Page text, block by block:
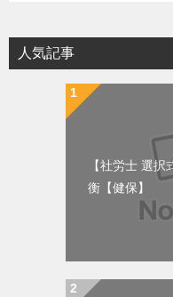
人気記事
【社労士 選
衡【健保】